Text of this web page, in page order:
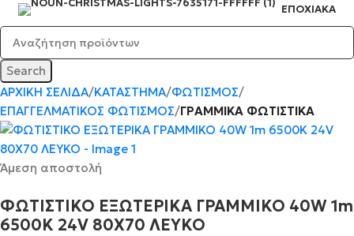
ΕΠΟΧΙΑΚΆ
Search
ΑΡΧΙΚΉ ΣΕΛΊΔΑ ΚΑΤΆΣΤΗΜΑ ΦΩΤΙΣΜΌΣ
ΕΠΑΓΓΕΛΜΑΤΙΚΟΣ ΦΩΤΙΣΜΌΣ ΓΡΑΜΜΙΚΆ ΦΩΤΙΣΤΙΚΆ
Άμεση αποστολή
ΦΩΤΙΣΤΙΚΟ ΕΞΩΤΕΡΙΚΑ ΓΡΑΜΜΙΚΟ 40W 1m
6500K 24V 80Χ70 ΛΕΥΚΟ